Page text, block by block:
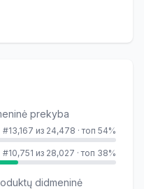
prekyba
#13,167 из 24,478 ·топ 54%
#10,751 из 28,027 ·топ 38%
didmeninė